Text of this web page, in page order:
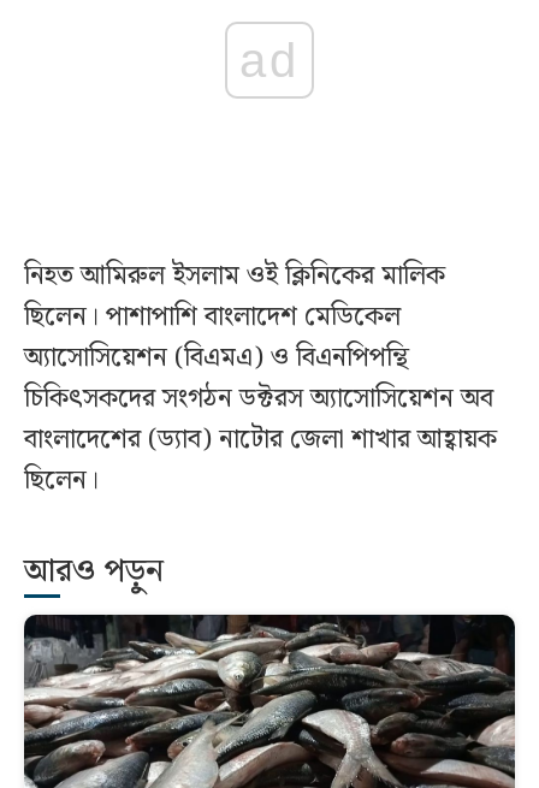
ad
নিহত আমিরুল ইসলাম ওই ক্লিনিকের মালিক
ছিলেন। পাশাপাশি বাংলাদেশ মেডিকেল
অ্যাসোসিয়েশন (বিএমএ) ও বিএনপিপন্থি
চিকিৎসকদের সংগঠন ডক্টরস অ্যাসোসিয়েশন অব
বাংলাদেশের (ড্যাব) নাটোর জেলা শাখার আহ্বায়ক
ছিলেন।
আরও পড়ুন